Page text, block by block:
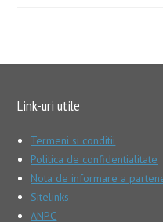
Link-uri utile
Termeni si conditii
Politica de confidentialitate
Nota de informare a
Sitelinks
ANPC